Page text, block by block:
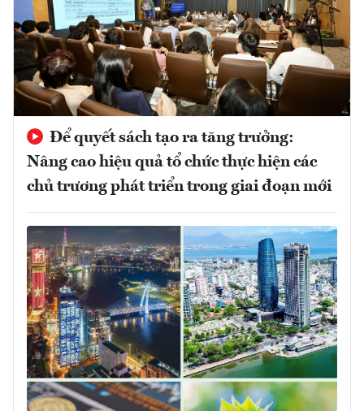
Để quyết sách tạo ra tăng trưởng:
Nâng cao hiệu quả tổ chức thực hiện các
chủ trương phát triển trong giai đoạn mới